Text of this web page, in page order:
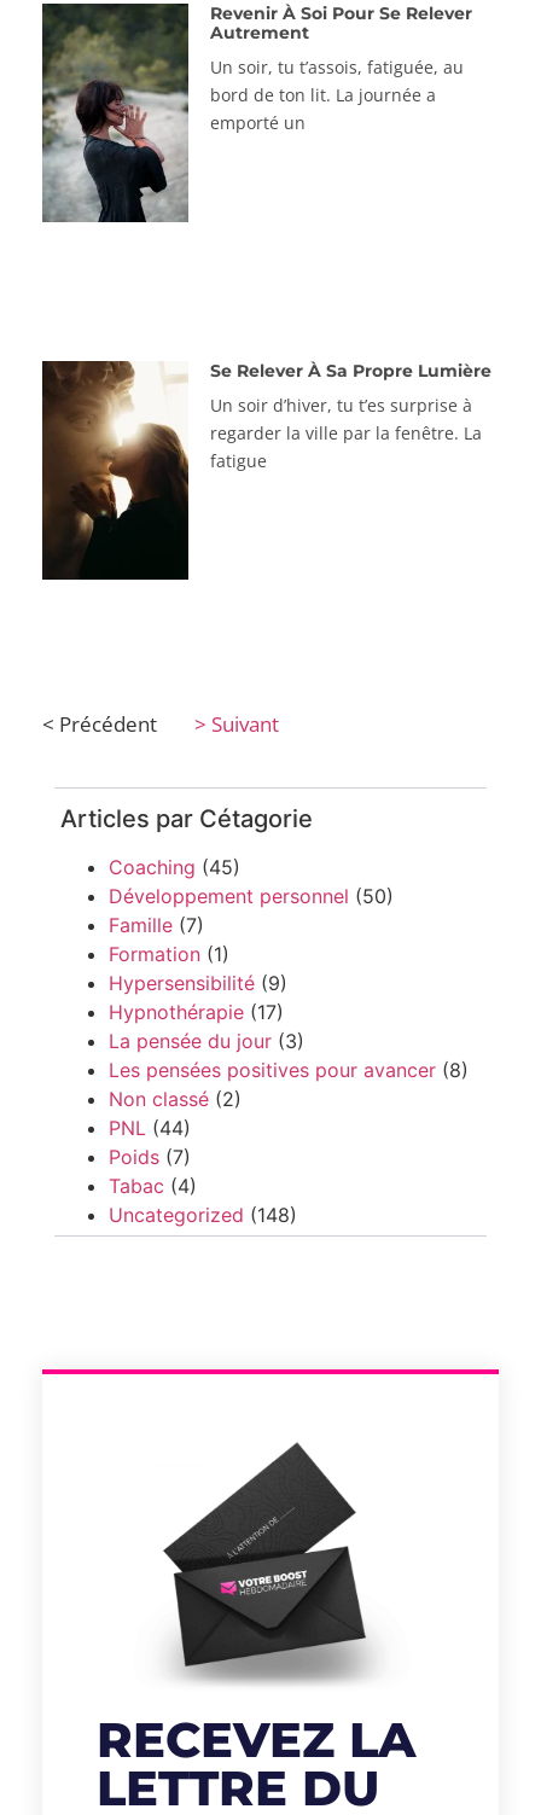
Revenir À Soi Pour Se Relever
Autrement
Un soir, tu t’assois, fatiguée, au
bord de ton lit. La journée a
emporté un
Se Relever À Sa Propre Lumière
Un soir d’hiver, tu t’es surprise à
regarder la ville par la fenêtre. La
fatigue
< Précédent > Suivant
Articles par Cétagorie
Coaching (45)
Développement personnel (50)
Famille (7)
Formation (1)
Hypersensibilité (9)
Hypnothérapie (17)
La pensée du jour (3)
Les pensées positives pour avancer (8)
Non classé (2)
PNL (44)
Poids (7)
Tabac (4)
Uncategorized (148)
RECEVEZ LA
LETTRE DU